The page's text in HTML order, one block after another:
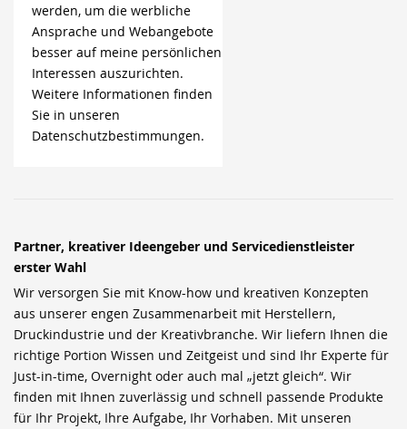
werden, um die werbliche
Ansprache und Webangebote
besser auf meine persönlichen
Interessen auszurichten.
Weitere Informationen finden
Sie in unseren
Datenschutzbestimmungen.
Partner, kreativer Ideengeber und Servicedienstleister
erster Wahl
Wir versorgen Sie mit Know-how und kreativen Konzepten
aus unserer engen Zusammenarbeit mit Herstellern,
Druckindustrie und der Kreativbranche. Wir liefern Ihnen die
richtige Portion Wissen und Zeitgeist und sind Ihr Experte für
Just-in-time, Overnight oder auch mal „jetzt gleich“. Wir
finden mit Ihnen zuverlässig und schnell passende Produkte
für Ihr Projekt, Ihre Aufgabe, Ihr Vorhaben. Mit unseren